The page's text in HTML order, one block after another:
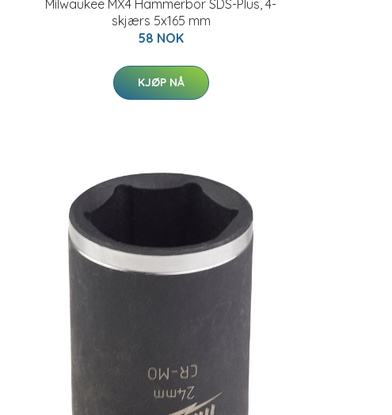
Milwaukee MX4 Hammerbor SDS-Plus, 4-
skjærs 5x165 mm
58 NOK
KJØP NÅ